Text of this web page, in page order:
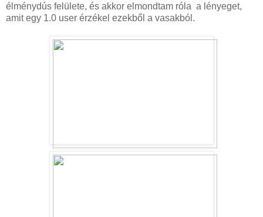
élménydús felülete, és akkor elmondtam róla a lényeget,
amit egy 1.0 user érzékel ezekből a vasakból.